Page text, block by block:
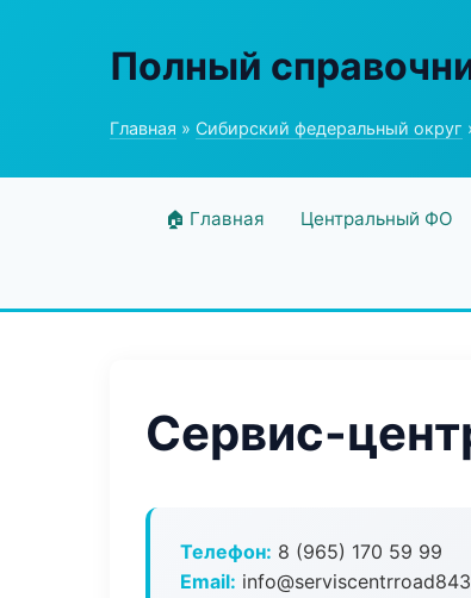
Полный
Главная » Сибирский федеральный округ
🏠 Главная Центральный ФО
Сервис-
Телефон: 8 (965) 170 59 99
Email: